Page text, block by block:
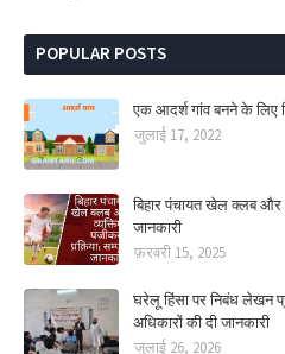
POPULAR POSTS
एक आदर्श गांव बनने के लिए
जुलाई 17, 2022
बिहार पंचायत खेल क्लब और
जानकारी
फ़रवरी 15, 2025
घरेलू हिंसा पर निबंध लेखन
अधिकारों की दी जानकारी
जुलाई 26, 2026